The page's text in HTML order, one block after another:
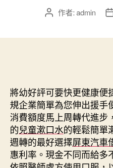
文 作者:admin
將幼好評可要快更健康便
規企業簡單為您伸出援手
消費額度馬上周轉代進步
的兒童漱口水的輕鬆簡單
週轉的最好選擇屏東汽車
惠利率。現金不同而給多